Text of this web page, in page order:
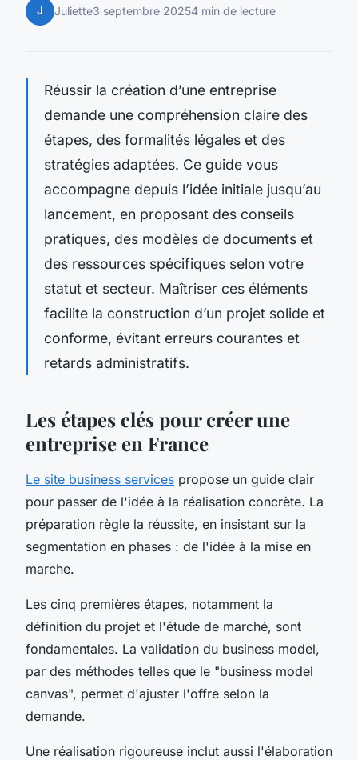
J Juliette3 septembre 20254 min de lecture
Réussir la création d’une entreprise
demande une compréhension claire des
étapes, des formalités légales et des
stratégies adaptées. Ce guide vous
accompagne depuis l’idée initiale jusqu’au
lancement, en proposant des conseils
pratiques, des modèles de documents et
des ressources spécifiques selon votre
statut et secteur. Maîtriser ces éléments
facilite la construction d’un projet solide et
conforme, évitant erreurs courantes et
retards administratifs.
Les étapes clés pour créer une
entreprise en France
Le site business services propose un guide clair
pour passer de l'idée à la réalisation concrète. La
préparation règle la réussite, en insistant sur la
segmentation en phases : de l'idée à la mise en
marche.
Les cinq premières étapes, notamment la
définition du projet et l'étude de marché, sont
fondamentales. La validation du business model,
par des méthodes telles que le "business model
canvas", permet d'ajuster l'offre selon la
demande.
Une réalisation rigoureuse inclut aussi l'élaboration